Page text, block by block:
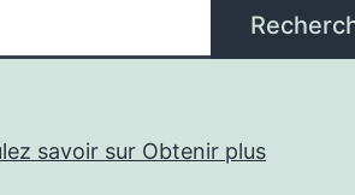
savoir sur Obtenir plus